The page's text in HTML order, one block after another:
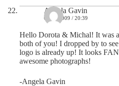
Angela Gavin
05/07/2009 / 20:39
Hello Dorota & Michal! It was
both of you! I dropped by to
logo is already up! It looks
awesome photographs!
-Angela Gavin